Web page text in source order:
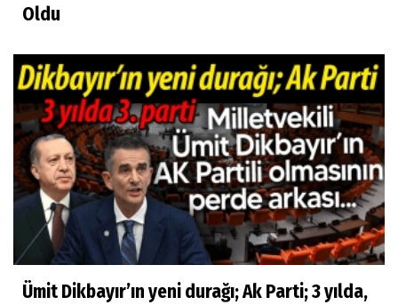
Oldu
Ümit Dikbayır’ın yeni durağı; Ak Parti; 3 yılda,